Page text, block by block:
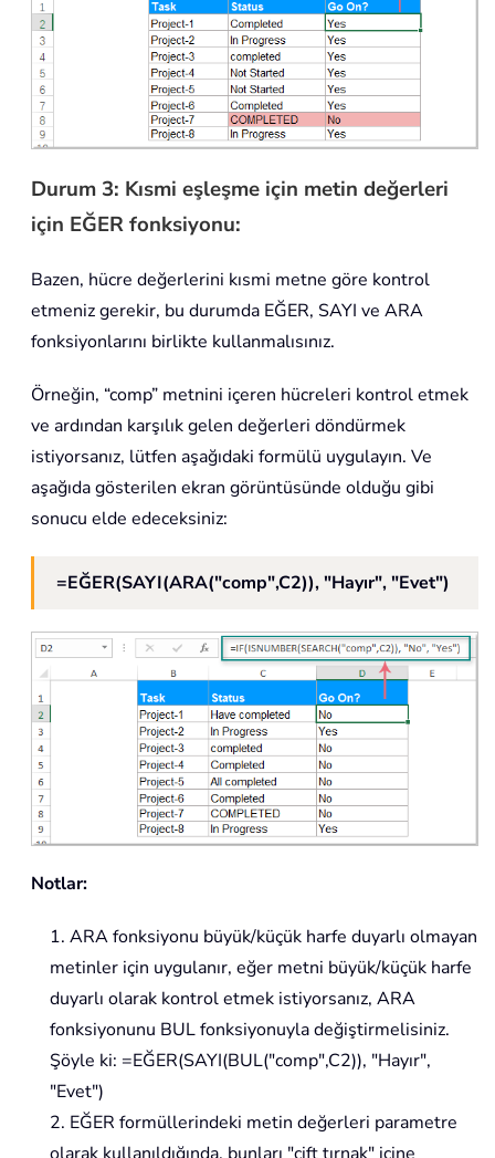
Durum 3: Kısmi eşleşme için metin değerleri
için EĞER fonksiyonu:
Bazen, hücre değerlerini kısmi metne göre kontrol
etmeniz gerekir, bu durumda EĞER, SAYI ve ARA
fonksiyonlarını birlikte kullanmalısınız.
Örneğin, “comp” metnini içeren hücreleri kontrol etmek
ve ardından karşılık gelen değerleri döndürmek
istiyorsanız, lütfen aşağıdaki formülü uygulayın. Ve
aşağıda gösterilen ekran görüntüsünde olduğu gibi
sonucu elde edeceksiniz:
=EĞER(SAYI(ARA("comp",C2)), "Hayır", "Evet")
Notlar:
1. ARA fonksiyonu büyük/küçük harfe duyarlı olmayan
metinler için uygulanır, eğer metni büyük/küçük harfe
duyarlı olarak kontrol etmek istiyorsanız, ARA
fonksiyonunu BUL fonksiyonuyla değiştirmelisiniz.
Şöyle ki: =EĞER(SAYI(BUL("comp",C2)), "Hayır",
"Evet")
2. EĞER formüllerindeki metin değerleri parametre